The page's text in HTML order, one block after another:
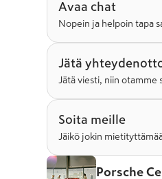
Avaa chat
Nopein ja helpoin tapa
Jätä
Jätä viesti, niin
Soita meille
Jäikö jokin
Porsche